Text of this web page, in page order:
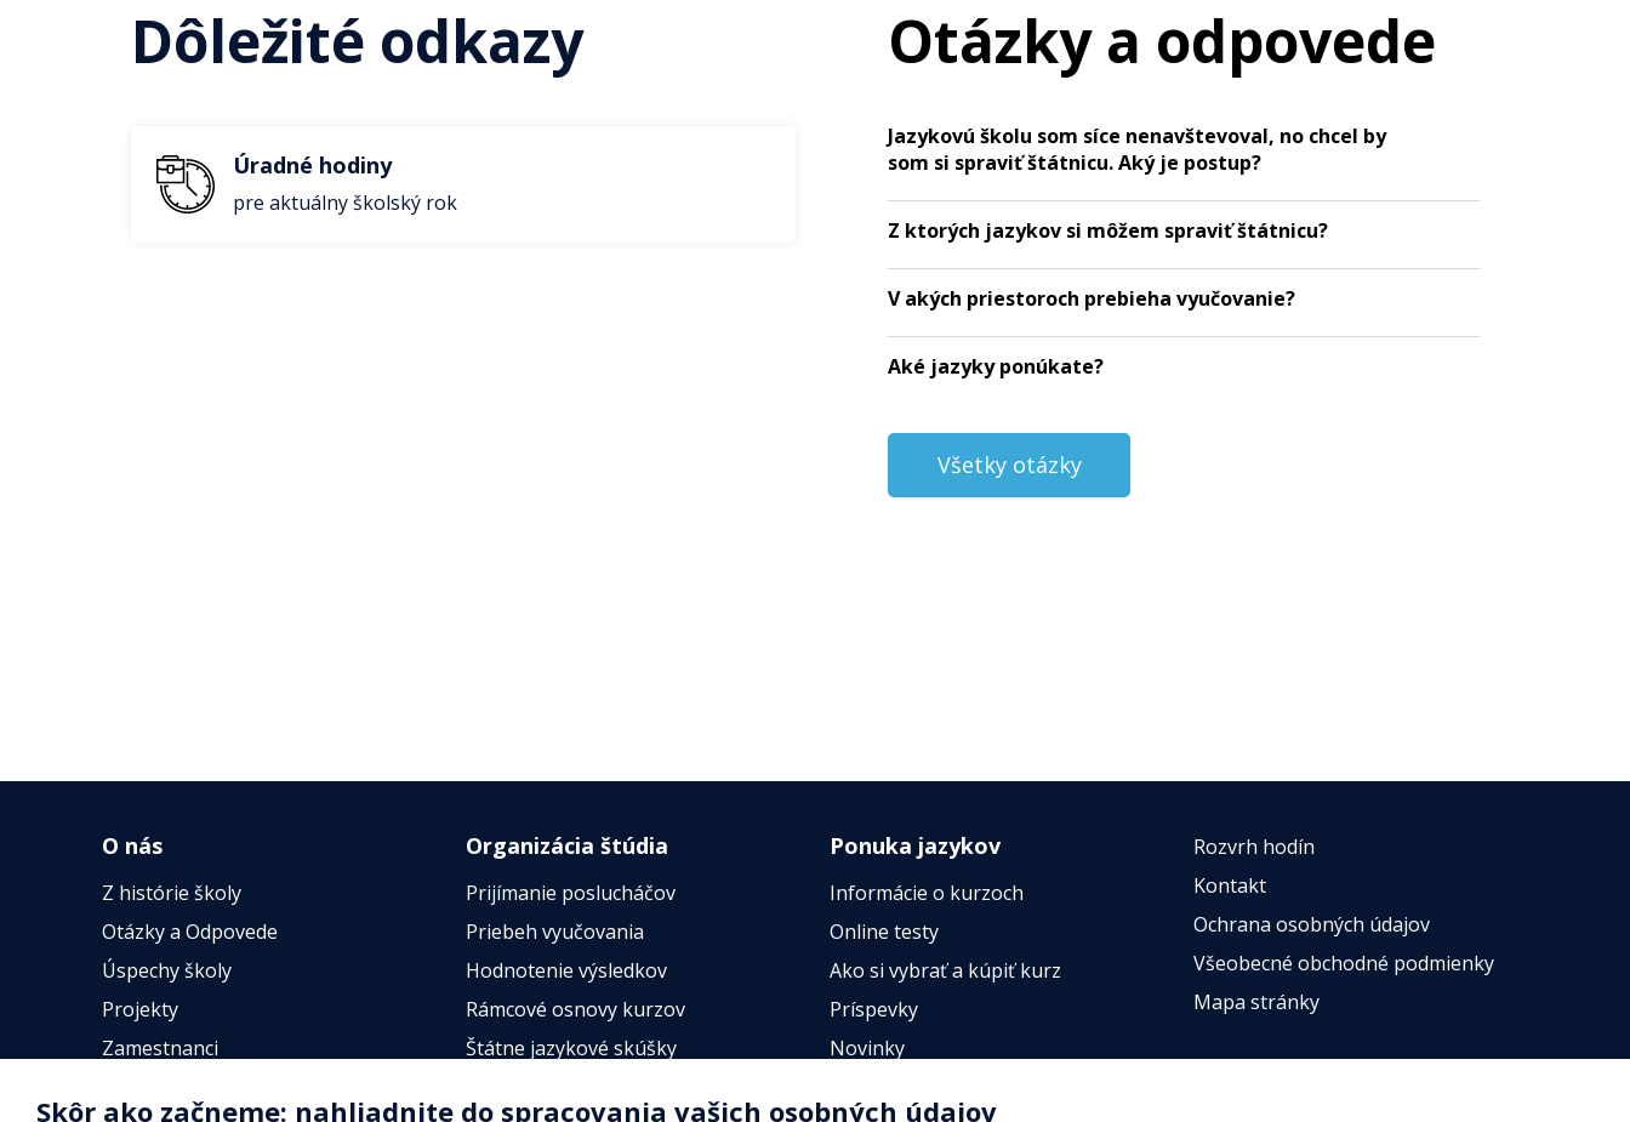
Dôležité odkazy
Úradné hodiny
pre aktuálny školský rok
Otázky a odpovede
Jazykovú školu som síce nenavštevoval, no chcel by
som si spraviť štátnicu. Aký je postup?
Z ktorých jazykov si môžem spraviť štátnicu?
V akých priestoroch prebieha vyučovanie?
Aké jazyky ponúkate?
Všetky otázky
O nás
Z histórie školy
Otázky a Odpovede
Úspechy školy
Projekty
Zamestnanci
Organizácia štúdia
Prijímanie poslucháčov
Priebeh vyučovania
Hodnotenie výsledkov
Rámcové osnovy kurzov
Štátne jazykové skúšky
Ponuka jazykov
Informácie o kurzoch
Online testy
Ako si vybrať a kúpiť kurz
Príspevky
Novinky
Rozvrh hodín
Kontakt
Ochrana osobných údajov
Všeobecné obchodné podmienky
Mapa stránky
Skôr ako začneme: nahliadnite do spracovania vašich osobných údajov